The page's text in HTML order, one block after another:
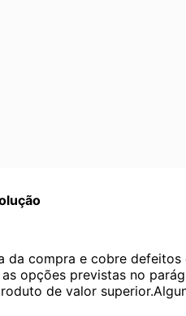
da compra e cobre
opções previstas no
de valor